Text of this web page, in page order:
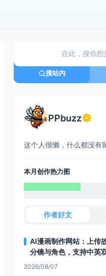
搜站内
PPbuzz
这个人很懒，什么都没有
本月创作热力图
作者好文
AI漫画制作网站：上传
分镜与角色，支持中英
2026/08/07